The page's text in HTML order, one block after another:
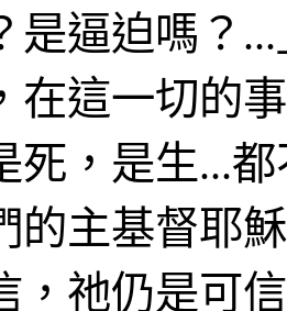
是逼迫嗎？ ...
在這一切的
死，是生...都
的主基督耶
祂仍是可